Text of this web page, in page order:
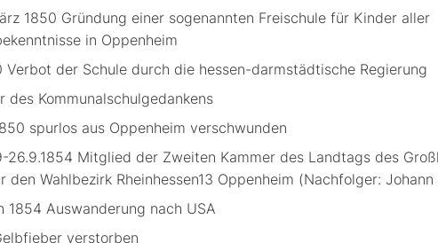
1850 Gründung einer sogenannten Freischule für Kinder aller
in Oppenheim
Verbot der Schule durch die hessen-darmstädtische Regierung
des Kommunalschulgedankens
spurlos aus Oppenheim verschwunden
26.9.1854 Mitglied der Zweiten Kammer des Landtags des
den Wahlbezirk Rheinhessen13 Oppenheim (Nachfolger: Johann
1854 Auswanderung nach USA
verstorben